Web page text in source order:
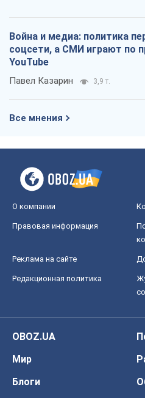
Война и медиа: политика
соцсети, а СМИ играют по
YouTube
Павел Казарин 3,9 т.
Все мнения
О компании
Правовая информация
Реклама на сайте
Редакционная политика
OBOZ.UA
Мир
Блоги